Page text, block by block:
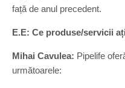
față de anul precedent.
E.E: Ce produse/servicii
Mihai Cavulea: Pipelife
următoarele: